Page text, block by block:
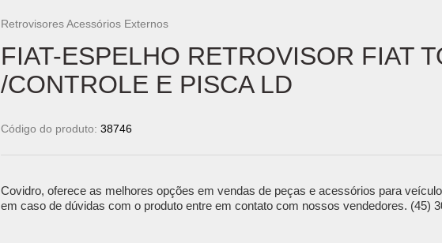
Retrovisores Acessórios Externos
FIAT-ESPELHO RETROVISOR FIAT
/CONTROLE E PISCA LD
Código do produto: 38746
Covidro, oferece as melhores opções em vendas de peças e acessórios para
em caso de dúvidas com o produto entre em contato com nossos vendedores. (45)